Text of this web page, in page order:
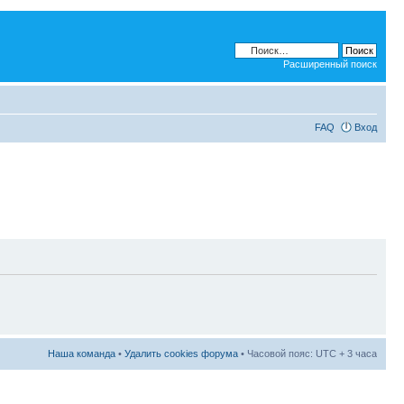
Расширенный поиск
FAQ Вход
Наша команда • Удалить cookies форума • Часовой пояс: UTC + 3 часа